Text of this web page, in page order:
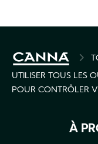
UTILISER TOUS LES
POUR CONTRÔLER
À